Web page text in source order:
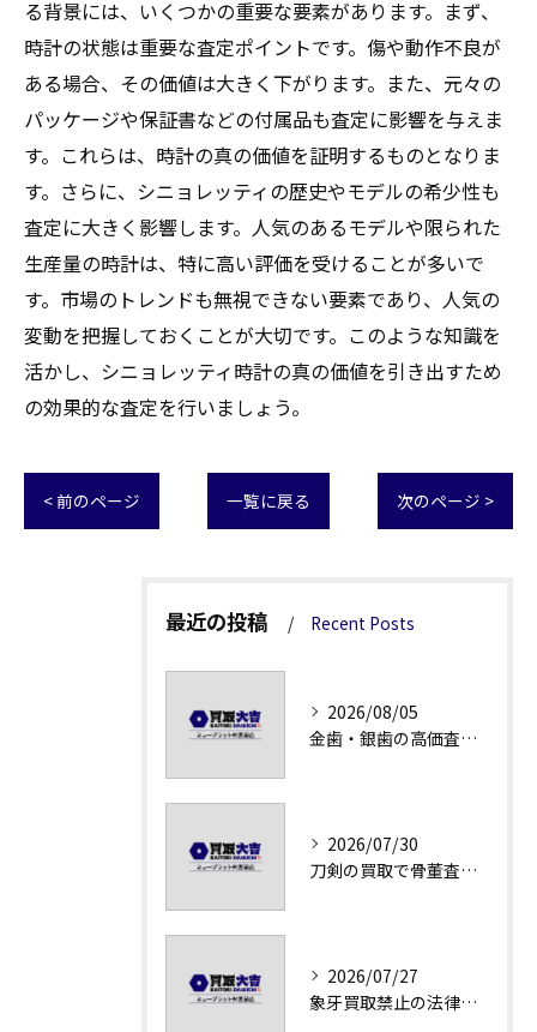
る背景には、いくつかの重要な要素があります。まず、
時計の状態は重要な査定ポイントです。傷や動作不良が
ある場合、その価値は大きく下がります。また、元々の
パッケージや保証書などの付属品も査定に影響を与えま
す。これらは、時計の真の価値を証明するものとなりま
す。さらに、シニョレッティの歴史やモデルの希少性も
査定に大きく影響します。人気のあるモデルや限られた
生産量の時計は、特に高い評価を受けることが多いで
す。市場のトレンドも無視できない要素であり、人気の
変動を把握しておくことが大切です。このような知識を
活かし、シニョレッティ時計の真の価値を引き出すため
の効果的な査定を行いましょう。
< 前のページ 一覧に戻る 次のページ >
最近の投稿 Recent Posts
2026/08/05
金歯・銀歯の高価査定法徹底解説
2026/07/30
刀剣の買取で骨董査定の注意点
2026/07/27
象牙買取禁止の法律と背景解説